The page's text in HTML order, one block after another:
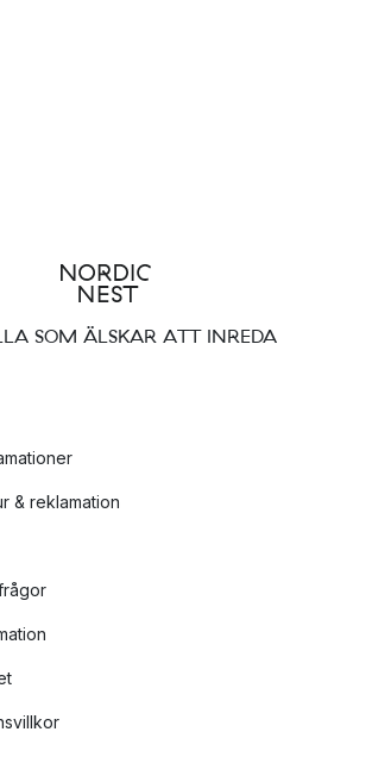
SOM ÄLSKAR ATT INREDA
& reklamation